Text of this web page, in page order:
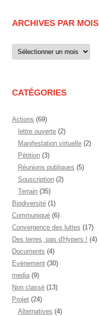
ARCHIVES PAR MOIS
Archives
par
CATÉGORIES
Actions (69)
lettre ouverte (2)
Manifestation virtuelle (2)
Pétition (3)
Réunions publiques (5)
Souscription (2)
Terrain (35)
Biodiversité (1)
Communiqué (6)
Convergence des luttes (17)
Des terres, pas d'Hypers ! (4)
Documents (4)
Evénement (30)
media (9)
Non classé (13)
Projet (24)
Alternatives (4)